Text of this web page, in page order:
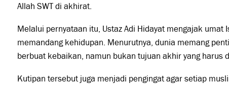
Allah SWT di akhirat.
Melalui pernyataan itu, Ustaz Adi Hidayat mengajak
memandang kehidupan. Menurutnya, dunia memang
berbuat kebaikan, namun bukan tujuan akhir yang harus
Kutipan tersebut juga menjadi pengingat agar setiap